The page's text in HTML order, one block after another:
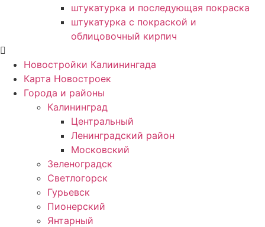
штукатурка и последующая покраска
штукатурка с покраской и
облицовочный кирпич
Новостройки Калиинингада
Карта Новостроек
Города и районы
Калининград
Центральный
Ленинградский район
Московский
Зеленоградск
Светлогорск
Гурьевск
Пионерский
Янтарный